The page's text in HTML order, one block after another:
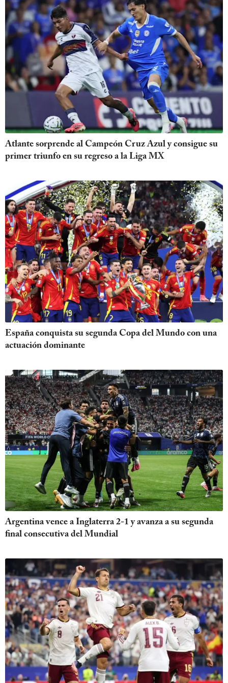
Atlante sorprende al Campeón Cruz Azul y consigue su
primer triunfo en su regreso a la Liga MX
España conquista su segunda Copa del Mundo con una
actuación dominante
Argentina vence a Inglaterra 2-1 y avanza a su segunda
final consecutiva del Mundial